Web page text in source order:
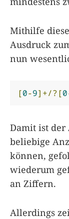
Mithilfe
Ausdruck
nun
[0-9]+/?[0
Damit ist der
beliebige
können,
wiederum
an Ziffern.
Allerdings